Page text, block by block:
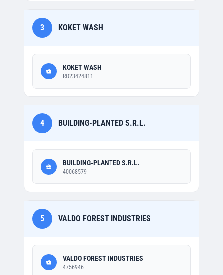
3 KOKET WASH
KOKET WASH
RO23424811
4 BUILDING-PLANTED S.R.L.
BUILDING-PLANTED S.R.L.
40068579
5 VALDO FOREST INDUSTRIES
VALDO FOREST INDUSTRIES
4756946